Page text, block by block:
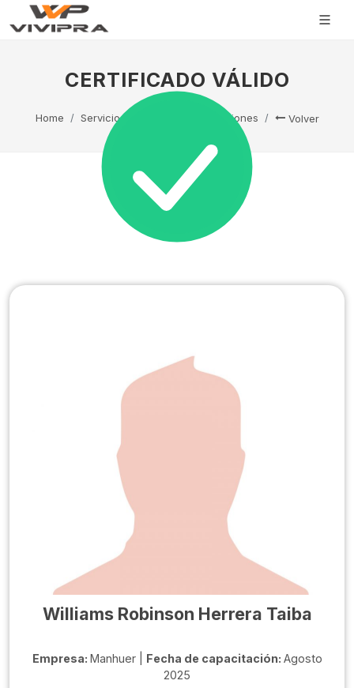
CERTIFICADO VÁLIDO
Home Servicio Técnico Capacitaciones Volver
Williams Robinson Herrera Taiba
Empresa: Manhuer | Fecha de capacitación: Agosto
2025